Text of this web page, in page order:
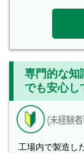
専門的な知
でも安心
工場内で製造し